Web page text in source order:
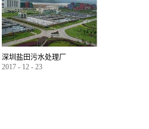
深圳盐田污水处理厂
2017 - 12 - 23